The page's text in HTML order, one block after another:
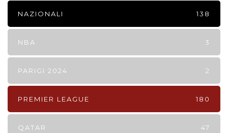
NAZIONALI 138
NBA 3
PARIGI 2024 2
PREMIER LEAGUE 180
QATAR 47